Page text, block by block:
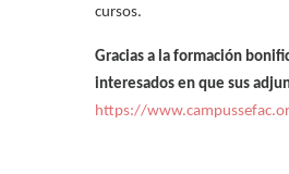
cursos.
Gracias a la formación
interesados en que sus
https://